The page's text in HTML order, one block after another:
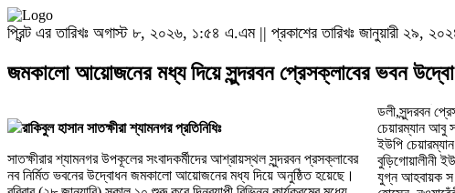
প্রিন্ট এর তারিখঃ অগাস্ট ৮, ২০২৬, ১:৫৪ এ.এম || প্রকাশের তারিখঃ জানুয়ারী ২৯,
জমকালো আয়োজনের মধ্য দিয়ে সুন্দরবন প্রেসক্লাবের ভবন
রাকিবুল হাসান সাতক্ষীরা শ্যামনগর প্রতিনিধিঃ
সাতক্ষীরার শ্যামনগর উপকূলের সংবাদকর্মীদের আশ্রায়স্থল সুন্দরবন প্রসক্লাবের
নব নির্মিত ভবনের উদ্বোধন জমকালো আয়োজনের মধ্য দিয়ে অনুষ্ঠিত হয়েছে।
ডলী,সুন্দরবন
চেয়ারম্যান আবু
ইউপি
বুড়িগোয়ালীনী
যুগ্ন আহবায়ক স